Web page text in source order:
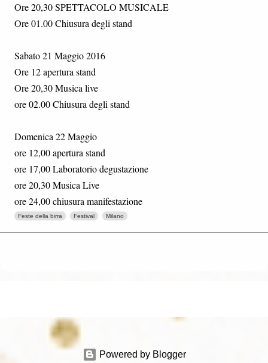
Ore 20,30 SPETTACOLO MUSICALE
Ore 01.00 Chiusura degli stand
Sabato 21 Maggio 2016
Ore 12 apertura stand
Ore 20,30 Musica live
ore 02.00 Chiusura degli stand
Domenica 22 Maggio
ore 12,00 apertura stand
ore 17,00 Laboratorio degustazione
ore 20,30 Musica Live
ore 24,00 chiusura manifestazione
Feste della birra Festival Milano
Powered by Blogger